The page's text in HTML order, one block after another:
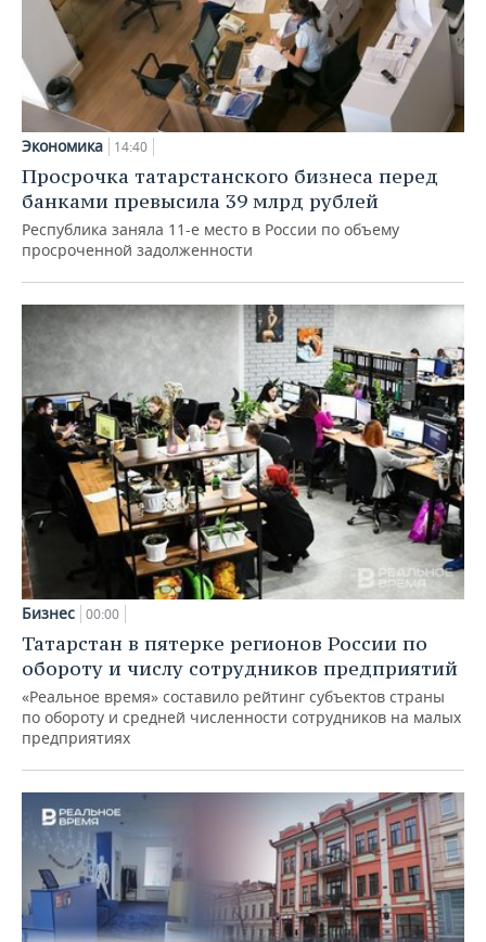
Экономика 14:40
Просрочка татарстанского бизнеса перед
банками превысила 39 млрд рублей
Республика заняла 11-е место в России по объему
просроченной задолженности
Бизнес 00:00
Татарстан в пятерке регионов России по
обороту и числу сотрудников предприятий
«Реальное время» составило рейтинг субъектов страны
по обороту и средней численности сотрудников на малых
предприятиях